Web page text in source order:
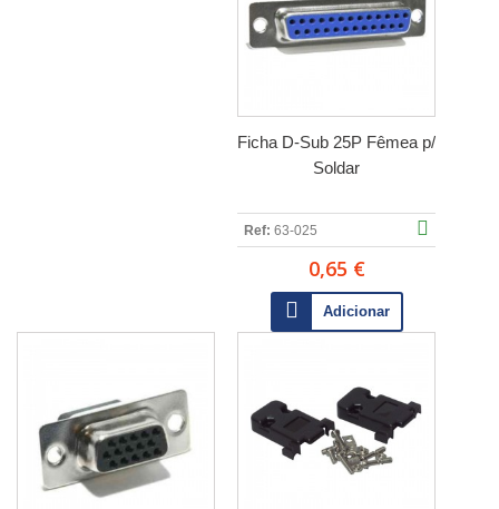
Ficha D-Sub 25P Fêmea p/
Soldar
Ref: 63-025
0,65 €
Adicionar